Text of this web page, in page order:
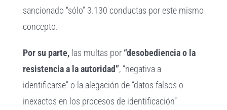
sancionado “sólo” 3.130 conductas por este mismo
concepto.
Por su parte, las multas por “desobediencia o la
resistencia a la autoridad”, “negativa a
identificarse” o la alegación de “datos falsos o
inexactos en los procesos de identificación”